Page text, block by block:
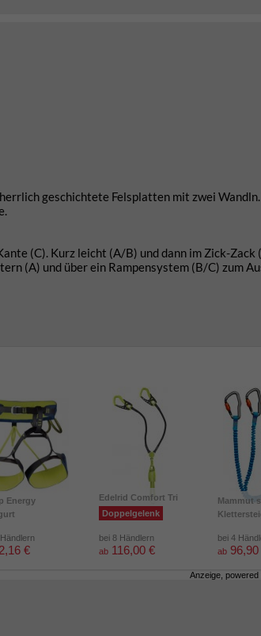
geschichtete Felsplatten mit zwei
(C). Kurz leicht (A/B) und dann im Zick-Zack
(A) und über ein Rampensystem (B/C) zum
Energy
€
Edelrid Comfort Tri
Doppelgelenk
bei 8 Händlern
ab 116,00 €
Mammut
bei 4
ab 96,90
Anzeige, powered